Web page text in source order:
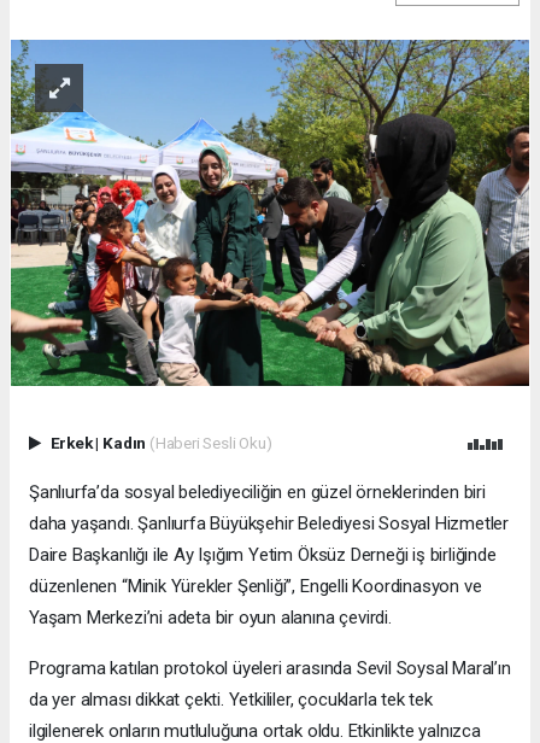
Erkek| Kadın (Haberi Sesli Oku)
Şanlıurfa’da sosyal belediyeciliğin en güzel örneklerinden biri
daha yaşandı. Şanlıurfa Büyükşehir Belediyesi Sosyal Hizmetler
Daire Başkanlığı ile Ay Işığım Yetim Öksüz Derneği iş birliğinde
düzenlenen “Minik Yürekler Şenliği”, Engelli Koordinasyon ve
Yaşam Merkezi’ni adeta bir oyun alanına çevirdi.
Programa katılan protokol üyeleri arasında Sevil Soysal Maral’ın
da yer alması dikkat çekti. Yetkililer, çocuklarla tek tek
ilgilenerek onların mutluluğuna ortak oldu. Etkinlikte yalnızca